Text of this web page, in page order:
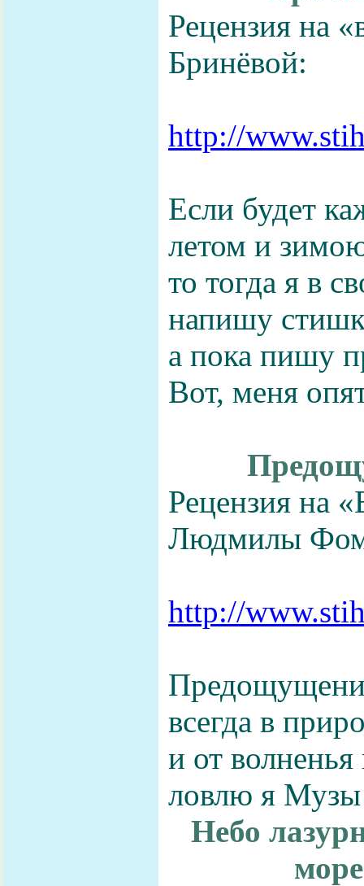
Рецензия на
Бринёвой:
http://
Если будет
летом и
то тогда я в
напишу
а пока пишу
Вот, меня
Рецензия на
Людмилы
http://
всегда в
и от волненья
ловлю я Музы
Небо